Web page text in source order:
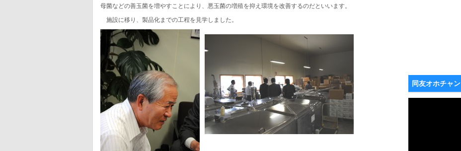
母菌などの善玉菌を増やすことにより、悪玉菌の増殖を抑え環境を改善するのだといいます。
施設に移り、製品化までの工程を見学しました。
同友オホチャン